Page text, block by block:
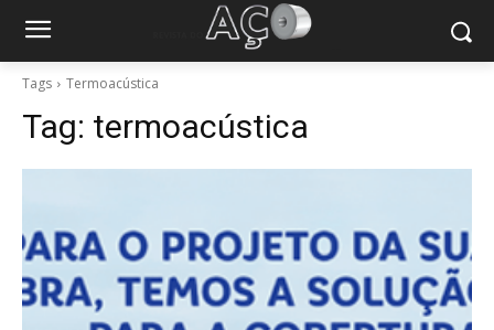
Tags Termoacústica
Tag: termoacústica